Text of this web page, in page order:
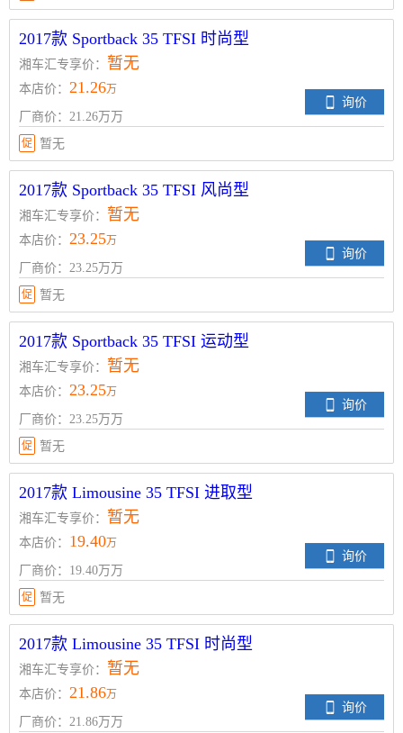
2017款 Sportback 35 TFSI 时尚型
湘车汇专享价： 暂无
本店价： 21.26万
厂商价：21.26万万
询价
促 暂无
2017款 Sportback 35 TFSI 风尚型
湘车汇专享价： 暂无
本店价： 23.25万
厂商价：23.25万万
询价
促 暂无
2017款 Sportback 35 TFSI 运动型
湘车汇专享价： 暂无
本店价： 23.25万
厂商价：23.25万万
询价
促 暂无
2017款 Limousine 35 TFSI 进取型
湘车汇专享价： 暂无
本店价： 19.40万
厂商价：19.40万万
询价
促 暂无
2017款 Limousine 35 TFSI 时尚型
湘车汇专享价： 暂无
本店价： 21.86万
厂商价：21.86万万
询价